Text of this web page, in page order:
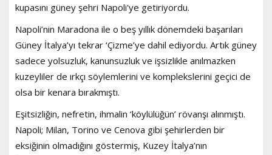
kupasını güney şehri Napoli'ye getiriyordu.
Napoli’nin Maradona ile o beş yıllık dönemdeki başarıları
Güney İtalya’yı tekrar ‘Çizme’ye dahil ediyordu. Artık güney
sadece yolsuzluk, kanunsuzluk ve işsizlikle anılmazken
kuzeyliler de ırkçı söylemlerini ve komplekslerini geçici de
olsa bir kenara bırakmıştı.
Eşitsizliğin, nefretin, ihmalin ‘köylülüğün’ rövanşı alınmıştı.
Napoli; Milan, Torino ve Cenova gibi şehirlerden bir
eksiğinin olmadığını göstermiş, Kuzey İtalya’nın